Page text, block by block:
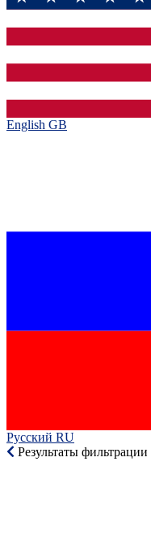
English GB‎
Русский RU‎
Результаты фильтрации